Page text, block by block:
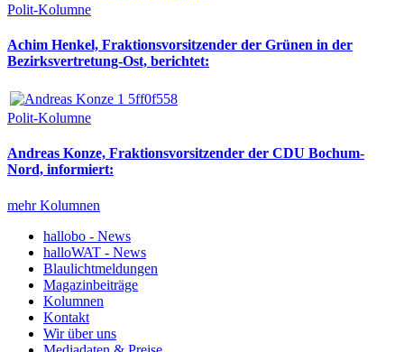
Polit-Kolumne
Achim Henkel, Fraktionsvorsitzender der Grünen in der
Bezirksvertretung-Ost, berichtet:
Polit-Kolumne
Andreas Konze, Fraktionsvorsitzender der CDU Bochum-
Nord, informiert:
mehr Kolumnen
hallobo - News
halloWAT - News
Blaulichtmeldungen
Magazinbeiträge
Kolumnen
Kontakt
Wir über uns